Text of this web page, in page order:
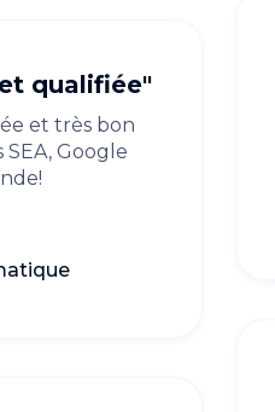
qualifiée"
et très bon
Google